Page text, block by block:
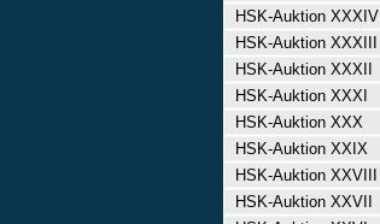
HSK-Auktion XXXIV
HSK-Auktion XXXIII
HSK-Auktion XXXII
HSK-Auktion XXXI
HSK-Auktion XXX
HSK-Auktion XXIX
HSK-Auktion XXVIII
HSK-Auktion XXVII